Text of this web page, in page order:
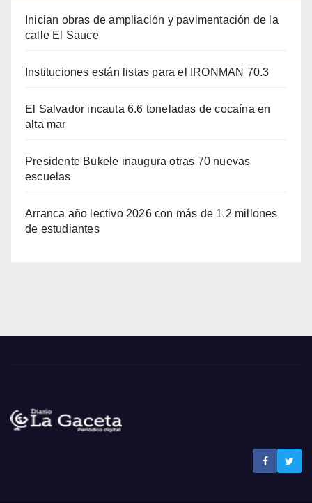
Inician obras de ampliación y pavimentación de la
calle El Sauce
Instituciones están listas para el IRONMAN 70.3
El Salvador incauta 6.6 toneladas de cocaína en
alta mar
Presidente Bukele inaugura otras 70 nuevas
escuelas
Arranca año lectivo 2026 con más de 1.2 millones
de estudiantes